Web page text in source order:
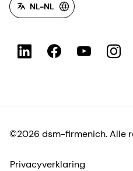
NL-NL
©2026 dsm-firmenich. Alle
Privacyverklaring